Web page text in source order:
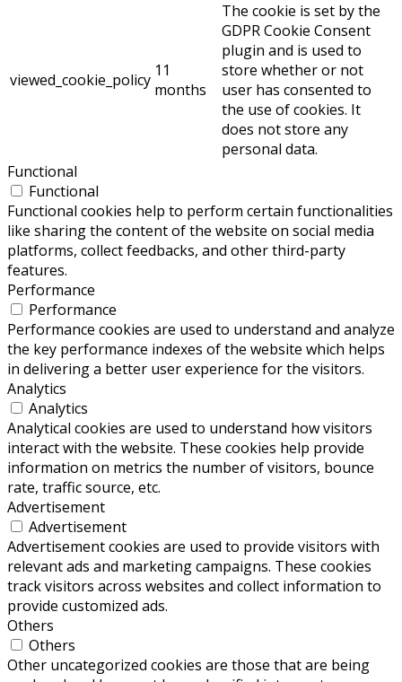
viewed_cookie_policy 11
months
The cookie is set by the
GDPR Cookie Consent
plugin and is used to
store whether or not
user has consented to
the use of cookies. It
does not store any
personal data.
Functional
Functional
Functional cookies help to perform certain functionalities
like sharing the content of the website on social media
platforms, collect feedbacks, and other third-party
features.
Performance
Performance
Performance cookies are used to understand and analyze
the key performance indexes of the website which helps
in delivering a better user experience for the visitors.
Analytics
Analytics
Analytical cookies are used to understand how visitors
interact with the website. These cookies help provide
information on metrics the number of visitors, bounce
rate, traffic source, etc.
Advertisement
Advertisement
Advertisement cookies are used to provide visitors with
relevant ads and marketing campaigns. These cookies
track visitors across websites and collect information to
provide customized ads.
Others
Others
Other uncategorized cookies are those that are being